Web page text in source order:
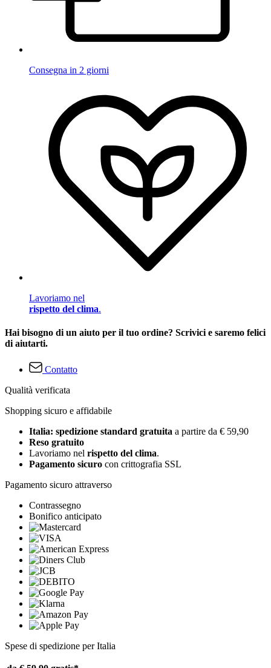
Consegna in 2 giorni
Lavoriamo nel
rispetto del clima.
Hai bisogno di un aiuto per il tuo ordine? Scrivici e saremo felici
di aiutarti.
Contatto
Qualità verificata
Shopping sicuro e affidabile
Italia: spedizione standard gratuita a partire da € 59,90
Reso gratuito
Lavoriamo nel rispetto del clima.
Pagamento sicuro con crittografia SSL
Pagamento sicuro attraverso
Contrassegno
Bonifico anticipato
Spese di spedizione per Italia